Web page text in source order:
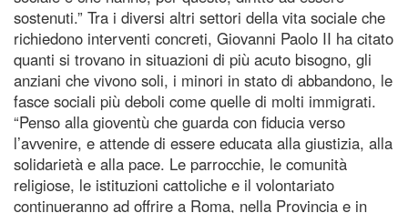
sostenuti.” Tra i diversi altri settori della vita sociale che
richiedono interventi concreti, Giovanni Paolo II ha citato
quanti si trovano in situazioni di più acuto bisogno, gli
anziani che vivono soli, i minori in stato di abbandono, le
fasce sociali più deboli come quelle di molti immigrati.
“Penso alla gioventù che guarda con fiducia verso
l’avvenire, e attende di essere educata alla giustizia, alla
solidarietà e alla pace. Le parrocchie, le comunità
religiose, le istituzioni cattoliche e il volontariato
continueranno ad offrire a Roma, nella Provincia e in